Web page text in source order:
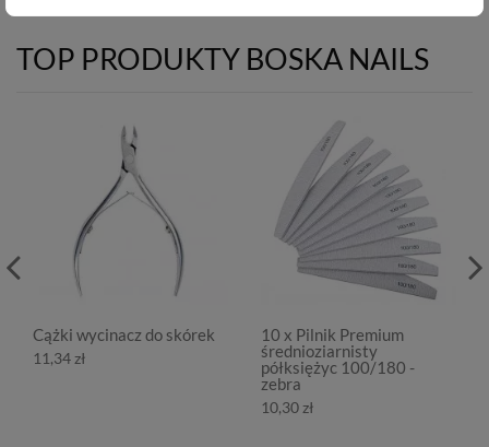
TOP PRODUKTY BOSKA NAILS
Cążki wycinacz do skórek
11,34 zł
10 x Pilnik Premium
średnioziarnisty
półksiężyc 100/180 -
zebra
10,30 zł